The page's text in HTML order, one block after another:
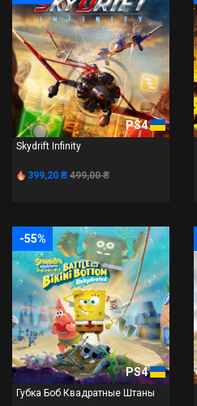
PS4
Skydrift Infinity
399,20 ₴ 499,00 ₴
-55%
PS4
Губка Боб Квадратные Штаны